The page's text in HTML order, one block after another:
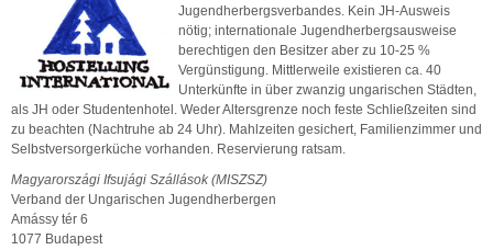
Jugendherbergsverbandes. Kein JH-Ausweis
nötig; internationale Jugendherbergsausweise
berechtigen den Besitzer aber zu 10-25 %
Vergünstigung. Mittlerweile existieren ca. 40
Unterkünfte in über zwanzig ungarischen Städten,
als JH oder Studentenhotel. Weder Altersgrenze noch feste Schließzeiten sind
zu beachten (Nachtruhe ab 24 Uhr). Mahlzeiten gesichert, Familienzimmer und
Selbstversorgerküche vorhanden. Reservierung ratsam.
Magyarországi Ifsujági Szállások (MISZSZ)
Verband der Ungarischen Jugendherbergen
Amássy tér 6
1077 Budapest